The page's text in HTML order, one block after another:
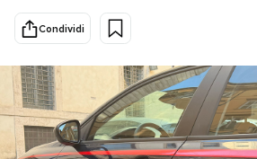
Economia
PODCAST
Condividi